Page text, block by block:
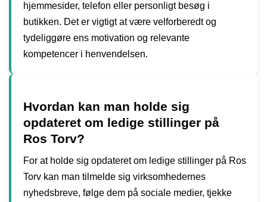
hjemmesider, telefon eller personligt besøg i
butikken. Det er vigtigt at være velforberedt og
tydeliggøre ens motivation og relevante
kompetencer i henvendelsen.
Hvordan kan man holde sig
opdateret om ledige stillinger på
Ros Torv?
For at holde sig opdateret om ledige stillinger på Ros
Torv kan man tilmelde sig virksomhedernes
nyhedsbreve, følge dem på sociale medier, tjekke